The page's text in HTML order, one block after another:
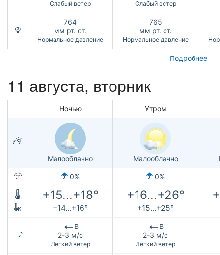
Слабый ветер Слабый ветер
764
мм рт. ст.
Нормальное давление
765
мм рт. ст.
Нормальное давление
Подробнее
11 августа, вторник
Ночью Утром
Малооблачно Малооблачно
0% 0%
+15...+18° +16...+26°
к +14...+16° +15...+25°
В
2-3 м/с
Легкий ветер
В
2-3 м/с
Легкий ветер